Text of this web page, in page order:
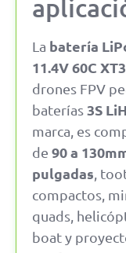
La batería
11.4V 60C
drones FPV
baterías3S
marca, es
de 90 a
pulgadas ,
compactos,
quads,
boat y